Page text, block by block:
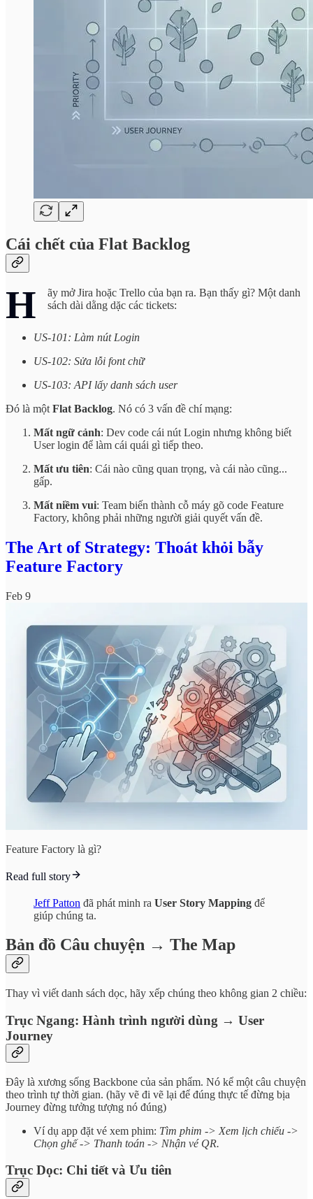
Cái chết của Flat Backlog
H
ãy mở Jira hoặc Trello của bạn ra. Bạn thấy gì? Một danh
sách dài dằng dặc các tickets:
US-101: Làm nút Login
US-102: Sửa lỗi font chữ
US-103: API lấy danh sách user
Đó là một Flat Backlog. Nó có 3 vấn đề chí mạng:
Mất ngữ cảnh: Dev code cái nút Login nhưng không biết
User login để làm cái quái gì tiếp theo.
Mất ưu tiên: Cái nào cũng quan trọng, và cái nào cũng...
gấp.
Mất niềm vui: Team biến thành cỗ máy gõ code Feature
Factory, không phải những người giải quyết vấn đề.
The Art of Strategy: Thoát khỏi bẫy
Feature Factory
Feb 9
Feature Factory là gì?
Read full story
Jeff Patton đã phát minh ra User Story Mapping để
giúp chúng ta.
Bản đồ Câu chuyện → The Map
Thay vì viết danh sách dọc, hãy xếp chúng theo không gian 2 chiều:
Trục Ngang: Hành trình người dùng → User
Journey
Đây là xương sống Backbone của sản phẩm. Nó kể một câu chuyện
theo trình tự thời gian. (hãy vẽ đi vẽ lại để đúng thực tế đừng bịa
Journey đừng tưởng tượng nó đúng)
Ví dụ app đặt vé xem phim: Tìm phim -> Xem lịch chiếu ->
Chọn ghế -> Thanh toán -> Nhận vé QR.
Trục Dọc: Chi tiết và Ưu tiên